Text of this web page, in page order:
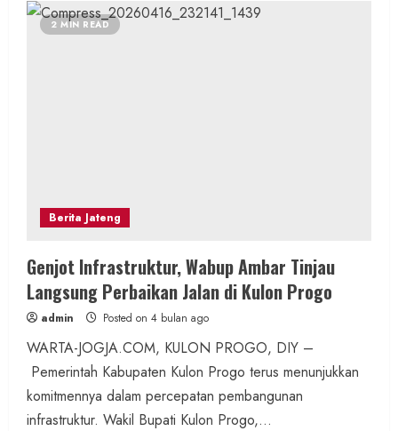
2 MIN READ
Berita Jateng
Genjot Infrastruktur, Wabup Ambar Tinjau
Langsung Perbaikan Jalan di Kulon Progo
admin Posted on 4 bulan ago
WARTA-JOGJA.COM, KULON PROGO, DIY –
Pemerintah Kabupaten Kulon Progo terus menunjukkan
komitmennya dalam percepatan pembangunan
infrastruktur. Wakil Bupati Kulon Progo,...